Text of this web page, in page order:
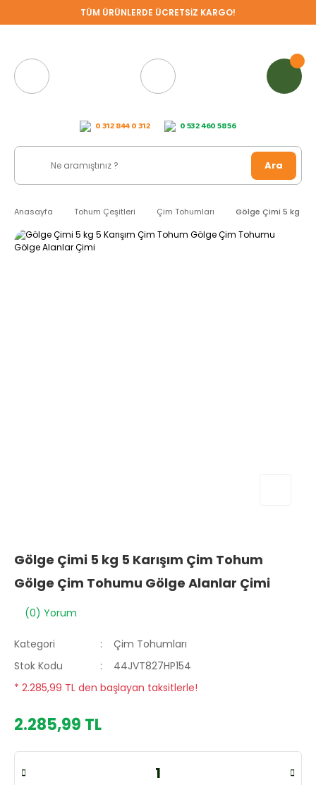
TÜM ÜRÜNLERDE ÜCRETSİZ KARGO!
0 312 844 0 312 0 532 460 58 56
Ara
Anasayfa Tohum Çeşitleri Çim Tohumları Gölge Çimi 5 kg 5
Gölge Çimi 5 kg 5 Karışım Çim Tohum
Gölge Çim Tohumu Gölge Alanlar Çimi
(0) Yorum
Kategori
Çim Tohumları
Stok Kodu
44JVT827HP154
* 2.285,99 TL den başlayan taksitlerle!
2.285,99 TL